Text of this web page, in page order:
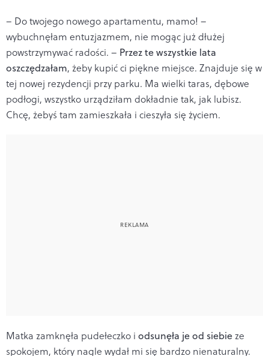
– Do twojego nowego apartamentu, mamo! –
wybuchnęłam entuzjazmem, nie mogąc już dłużej
powstrzymywać radości. – Przez te wszystkie lata
oszczędzałam, żeby kupić ci piękne miejsce. Znajduje się w
tej nowej rezydencji przy parku. Ma wielki taras, dębowe
podłogi, wszystko urządziłam dokładnie tak, jak lubisz.
Chcę, żebyś tam zamieszkała i cieszyła się życiem.
Matka zamknęła pudełeczko i odsunęła je od siebieze
spokojem, który nagle wydał mi się bardzo nienaturalny.